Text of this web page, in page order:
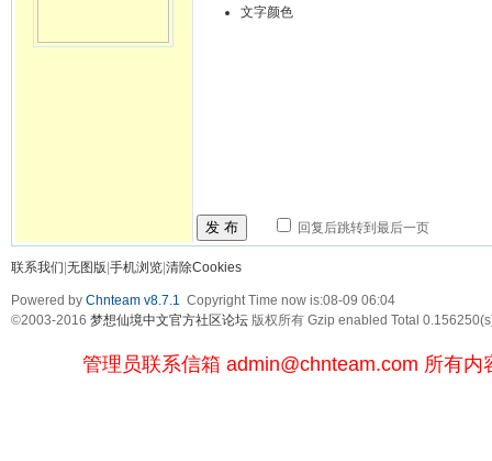
文字颜色
发 布 回复后跳转到最后一页
联系我们 无图版 手机浏览 清除Cookies
Powered by Chnteam v8.7.1 Copyright Time now is:08-09 06:04
©2003-2016 梦想仙境中文官方社区论坛 版权所有 Gzip enabled Total
管理员联系信箱 admin@chnteam.com 所有内